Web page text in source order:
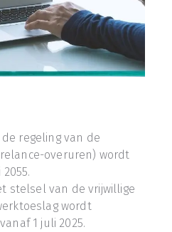
regeling van de
overuren) wordt
stelsel van de vrijwillige
wordt
1 juli 2025.